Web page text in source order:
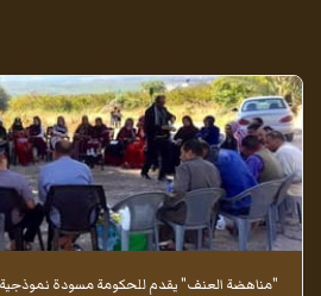
"مناهضة العنف" يقدم للحكومة مسودة نموذجية